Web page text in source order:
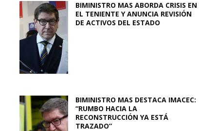
BIMINISTRO MAS ABORDA CRISIS EN
EL TENIENTE Y ANUNCIA REVISIÓN
DE ACTIVOS DEL ESTADO
BIMINISTRO MAS DESTACA IMACEC:
“RUMBO HACIA LA
RECONSTRUCCIÓN YA ESTÁ
TRAZADO”